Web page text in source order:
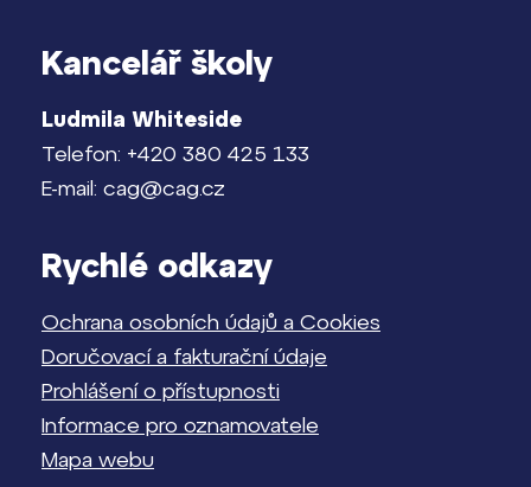
Kancelář školy
Ludmila Whiteside
Telefon: +420 380 425 133
E-mail: cag@cag.cz
Rychlé odkazy
Ochrana osobních údajů a Cookies
Doručovací a fakturační údaje
Prohlášení o přístupnosti
Informace pro oznamovatele
Mapa webu